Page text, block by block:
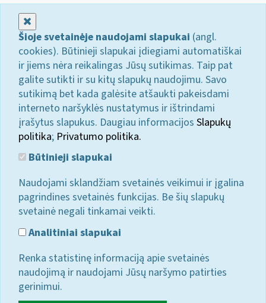
Šioje svetainėje naudojami slapukai (angl.
cookies). Būtinieji slapukai įdiegiami automatiškai
ir jiems nėra reikalingas Jūsų sutikimas. Taip pat
galite sutikti ir su kitų slapukų naudojimu. Savo
sutikimą bet kada galėsite atšaukti pakeisdami
interneto naršyklės nustatymus ir ištrindami
įrašytus slapukus. Daugiau informacijos Slapukų
politika; Privatumo politika.
Būtinieji slapukai
Naudojami sklandžiam svetainės veikimui ir įgalina
pagrindines svetainės funkcijas. Be šių slapukų
svetainė negali tinkamai veikti.
Analitiniai slapukai
Renka statistinę informaciją apie svetainės
naudojimą ir naudojami Jūsų naršymo patirties
gerinimui.